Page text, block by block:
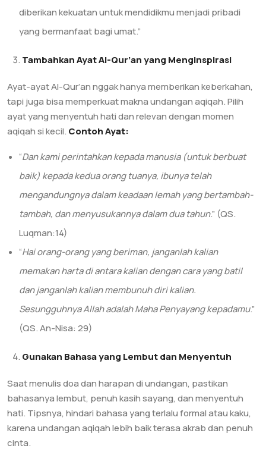
diberikan kekuatan untuk mendidikmu menjadi pribadi
yang bermanfaat bagi umat.”
Tambahkan Ayat Al-Qur’an yang Menginspirasi
Ayat-ayat Al-Qur’an nggak hanya memberikan keberkahan,
tapi juga bisa memperkuat makna undangan aqiqah. Pilih
ayat yang menyentuh hati dan relevan dengan momen
aqiqah si kecil. Contoh Ayat:
“Dan kami perintahkan kepada manusia (untuk berbuat
baik) kepada kedua orang tuanya, ibunya telah
mengandungnya dalam keadaan lemah yang bertambah-
tambah, dan menyusukannya dalam dua tahun.” (QS.
Luqman:14)
“Hai orang-orang yang beriman, janganlah kalian
memakan harta di antara kalian dengan cara yang batil
dan janganlah kalian membunuh diri kalian.
Sesungguhnya Allah adalah Maha Penyayang kepadamu.”
(QS. An-Nisa: 29)
Gunakan Bahasa yang Lembut dan Menyentuh
Saat menulis doa dan harapan di undangan, pastikan
bahasanya lembut, penuh kasih sayang, dan menyentuh
hati. Tipsnya, hindari bahasa yang terlalu formal atau kaku,
karena undangan aqiqah lebih baik terasa akrab dan penuh
cinta.